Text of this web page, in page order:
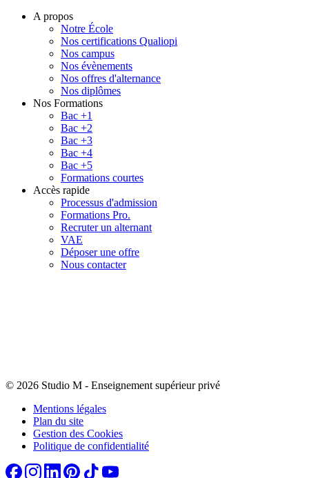
A propos
Notre École
Nos certifications Qualiopi
Nos campus
Nos évènements
Nos offres d'alternance
Nos diplômes
Nos Formations
Bac +1
Bac +2
Bac +3
Bac +4
Bac +5
Formations courtes
Accès rapide
Processus d'admission
Formations Pro.
Recruter un alternant
VAE
Déposer une offre
Nous contacter
© 2026 Studio M - Enseignement supérieur privé
Mentions légales
Plan du site
Gestion des Cookies
Politique de confidentialité